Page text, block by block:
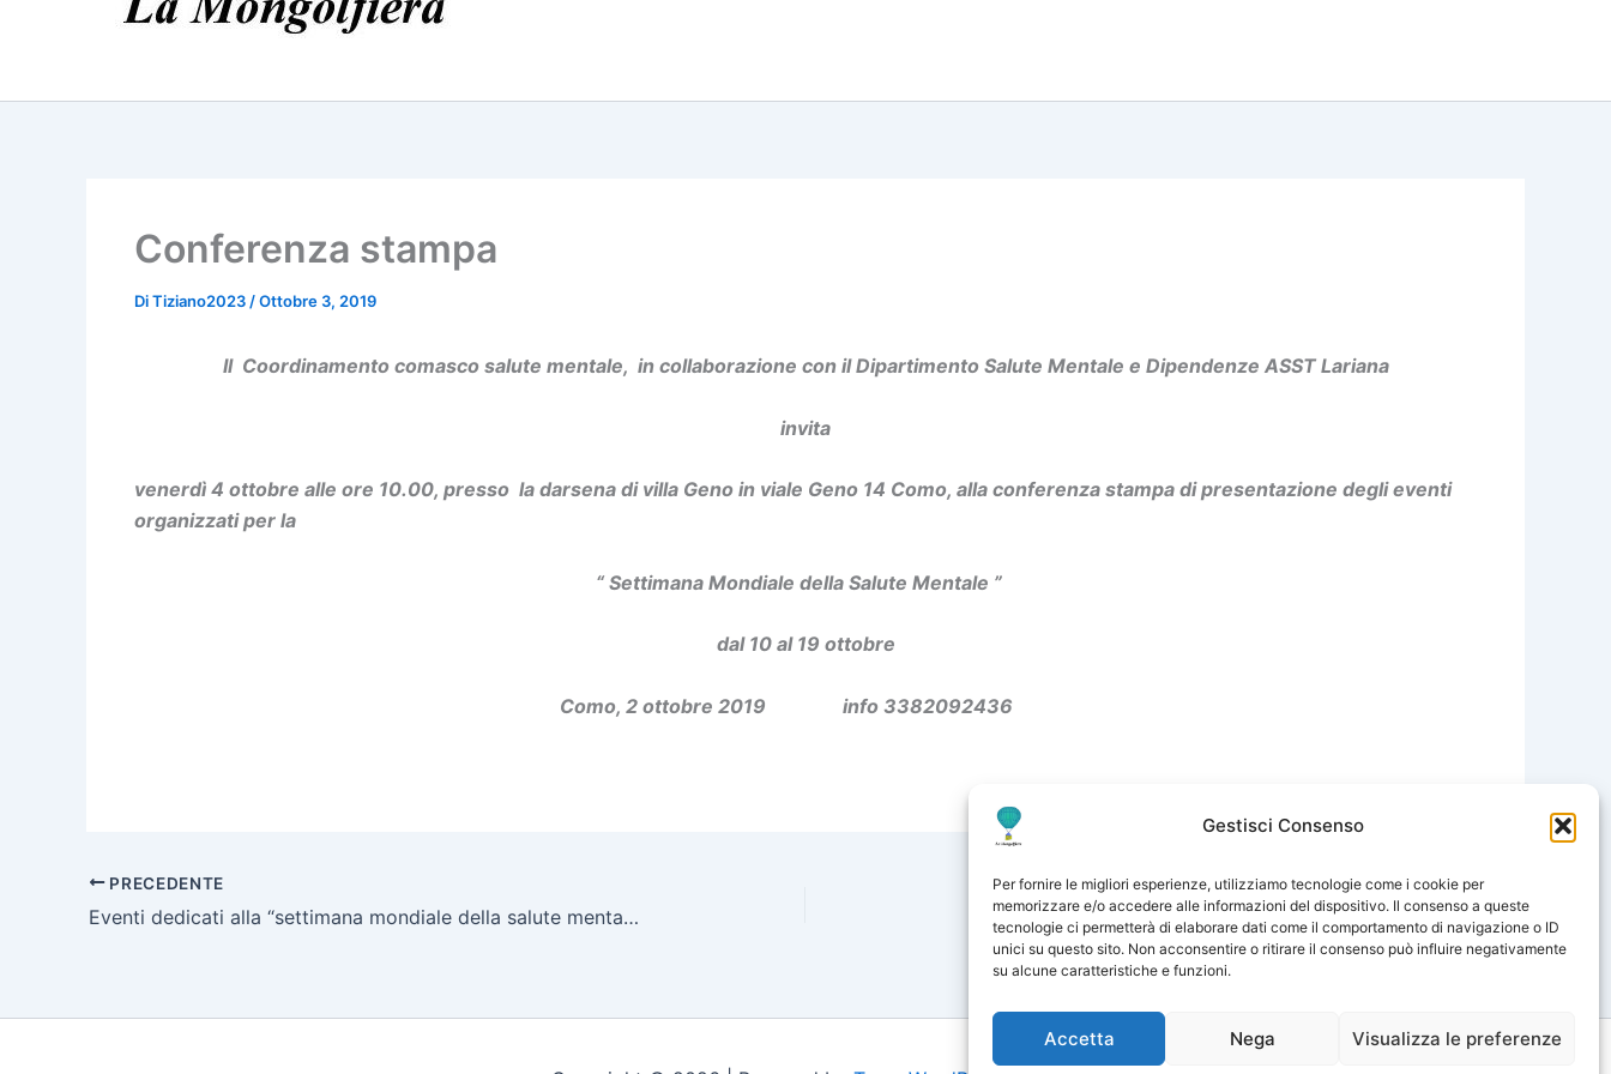
Gestisci Consenso
Per fornire le migliori esperienze, utilizziamo tecnologie come i cookie per
memorizzare e/o accedere alle informazioni del dispositivo. Il consenso a queste
tecnologie ci permetterà di elaborare dati come il comportamento di navigazione o ID
unici su questo sito. Non acconsentire o ritirare il consenso può influire negativamente
su alcune caratteristiche e funzioni.
Accetta Nega Visualizza le preferenze
Conferenza stampa
DiTiziano2023 /Ottobre 3, 2019
Il Coordinamento comasco salute mentale, in collaborazione con il Dipartimento Salute Mentale e Dipendenze ASST Lariana
invita
venerdì 4 ottobre alle ore 10.00, presso la darsena di villa Geno in viale Geno 14 Como, alla conferenza stampa di presentazione degli eventi
organizzati per la
“ Settimana Mondiale della Salute Mentale ”
dal 10 al 19 ottobre
Como, 2 ottobre 2019 info 3382092436
PRECEDENTE
Eventi dedicati alla “settimana mondiale della salute mentale” dal 10 al 19 ottobre 2019
SUCCESSIVO
giovedì 10 ottobre – una “giornata magica”